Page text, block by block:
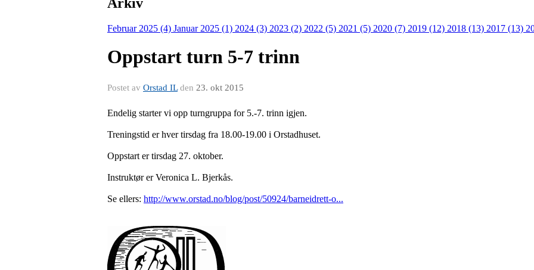
Februar 2025 (4) Januar 2025 (1) 2024 (3) 2023 (2) 2022 (5) 2021 (5) 2020 (7) 2019 (12) 2018 (13) 2017 (13)
Oppstart turn 5-7 trinn
Postet av Orstad ILden 23. okt 2015
Endelig starter vi opp turngruppa for 5.-7. trinn igjen.
Treningstid er hver tirsdag fra 18.00-19.00 i Orstadhuset.
Oppstart er tirsdag 27. oktober.
Instruktør er Veronica L. Bjerkås.
Se ellers: http://www.orstad.no/blog/post/50924/barneidrett-o...